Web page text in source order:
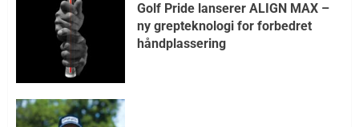
Golf Pride lanserer ALIGN MAX –
ny grepteknologi for forbedret
håndplassering